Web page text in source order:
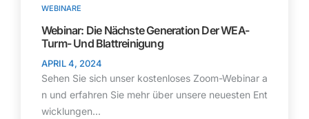
WEBINARE
Webinar: Die Nächste Generation Der WEA-
Turm- Und Blattreinigung
APRIL 4, 2024
Sehen Sie sich unser kostenloses Zoom-Webinar a
n und erfahren Sie mehr über unsere neuesten Ent
wicklungen...